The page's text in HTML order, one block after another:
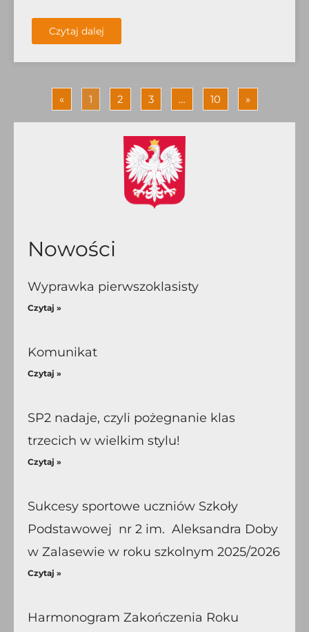
Czytaj dalej
« 1 2 3 … 10 »
Nowości
Wyprawka pierwszoklasisty
Czytaj »
Komunikat
Czytaj »
SP2 nadaje, czyli pożegnanie klas
trzecich w wielkim stylu!
Czytaj »
Sukcesy sportowe uczniów Szkoły
Podstawowej nr 2 im. Aleksandra Doby
w Zalasewie w roku szkolnym 2025/2026
Czytaj »
Harmonogram Zakończenia Roku